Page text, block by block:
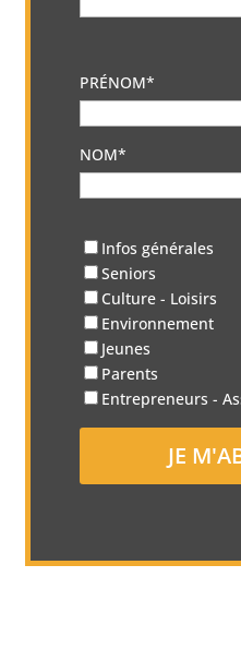
PRÉNOM*
NOM*
Infos générales
Seniors
Culture - Loisirs
Environnement
Jeunes
Parents
Entrepreneurs -